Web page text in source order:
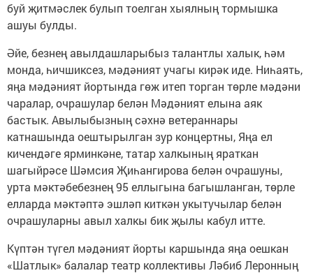
буй җитмәслек булып тоелган хыялның тормышка
ашуы булды.
Әйе, безнең авылдашларыбыз талантлы халык, һәм
монда, һичшиксез, мәдәният учагы кирәк иде. Ниһаять,
яңа мәдәният йортында гөж итеп торган төрле мәдәни
чаралар, очрашулар белән Мәдәният елына аяк
бастык. Авылыбызның сәхнә ветераннары
катнашында оештырылган зур концертны, Яңа ел
кичендәге ярминкәне, татар халкының яраткан
шагыйрәсе Шәмсия Җиһангирова белән очрашуны,
урта мәктәбебезнең 95 еллыгына багышланган, төрле
елларда мәктәптә эшләп киткән укытучылар белән
очрашуларны авыл халкы бик җылы кабул итте.
Күптән түгел мәдәният йорты каршында яңа оешкан
«Шатлык» балалар театр коллективы Ләбиб Леронның